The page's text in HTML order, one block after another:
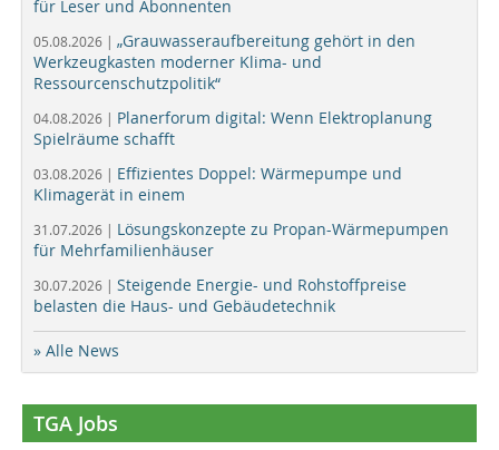
für Leser und Abonnenten
05.08.2026 | „Grauwasseraufbereitung gehört in den
Werkzeugkasten moderner Klima- und
Ressourcenschutzpolitik“
04.08.2026 | Planerforum digital: Wenn Elektroplanung
Spielräume schafft
03.08.2026 | Effizientes Doppel: Wärmepumpe und
Klimagerät in einem
31.07.2026 | Lösungskonzepte zu Propan-Wärmepumpen
für Mehrfamilienhäuser
30.07.2026 | Steigende Energie- und Rohstoffpreise
belasten die Haus- und Gebäudetechnik
» Alle News
TGA Jobs